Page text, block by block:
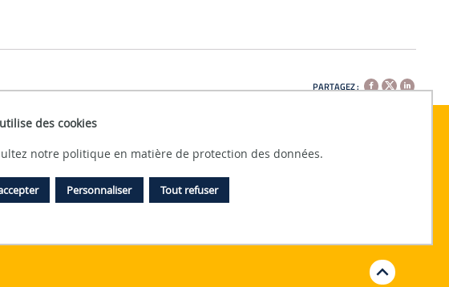
des cookies
notre politique en matière de protection des données.
Tout refuser
Personnaliser
PARTAGEZ :